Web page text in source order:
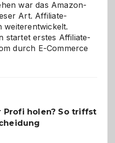
war das Amazon-
Art. Affiliate-
weiterentwickelt.
startet erstes Affiliate-
durch E-Commerce
Profi holen? So triffst